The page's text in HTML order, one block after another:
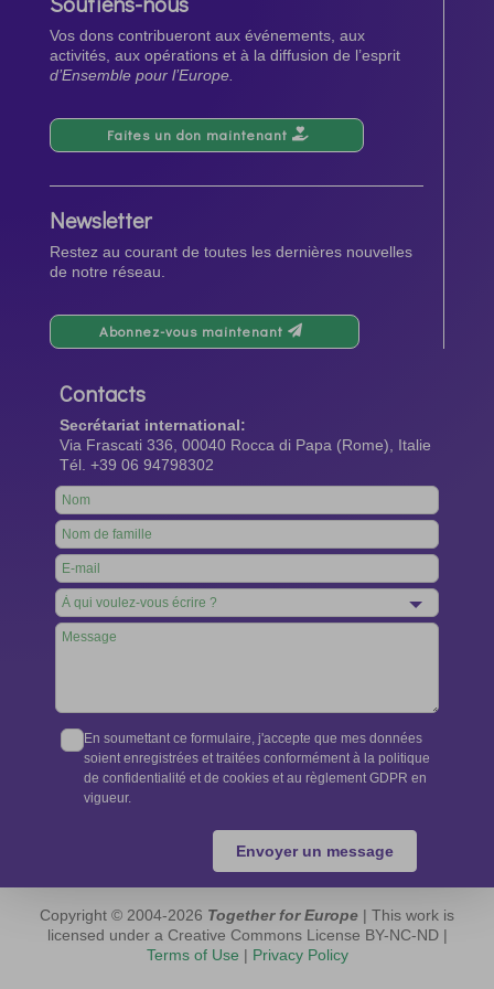
Vos dons contribueront aux événements, aux
activités, aux opérations et à la diffusion de l’esprit
d’Ensemble pour l’Europe.
Faites un don maintenant
Newsletter
Restez au courant de toutes les dernières nouvelles
de notre réseau.
Abonnez-vous maintenant
Contacts
Secrétariat international:
Via Frascati 336, 00040 Rocca di Papa (Rome), Italie
Tél. +39 06 94798302
Leave
this
field
blank
En soumettant ce formulaire, j'accepte que mes données
soient enregistrées et traitées conformément à la politique
de confidentialité et de cookies et au règlement GDPR en
vigueur.
Envoyer un message
Copyright © 2004-2026 Together for Europe | This work is
licensed under a Creative Commons License BY-NC-ND |
Terms of Use | Privacy Policy